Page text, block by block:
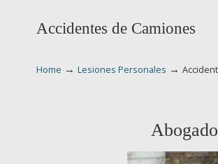
Accidentes de Camiones
Home → Lesiones Personales →